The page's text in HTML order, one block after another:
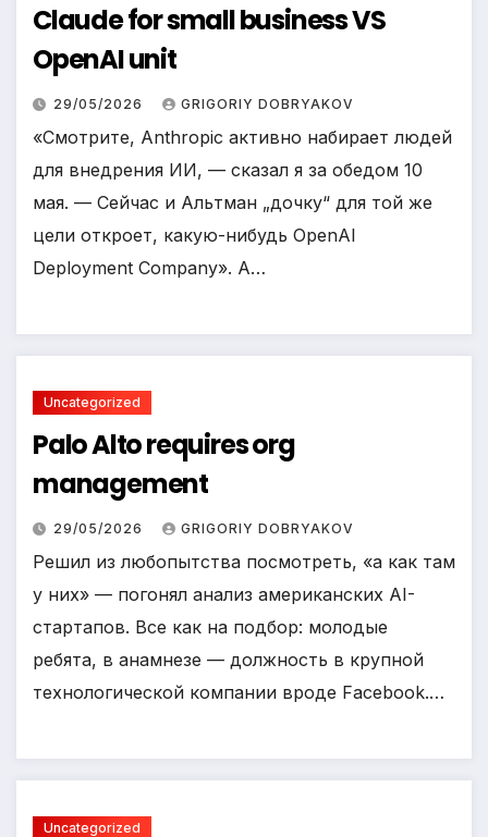
Claude for small business VS
OpenAI unit
29/05/2026 GRIGORIY DOBRYAKOV
«Смотрите, Anthropic активно набирает людей
для внедрения ИИ, — сказал я за обедом 10
мая. — Сейчас и Альтман „дочку“ для той же
цели откроет, какую-нибудь OpenAI
Deployment Company». А…
Uncategorized
Palo Alto requires org
management
29/05/2026 GRIGORIY DOBRYAKOV
Решил из любопытства посмотреть, «а как там
у них» — погонял анализ американских AI-
стартапов. Все как на подбор: молодые
ребята, в анамнезе — должность в крупной
технологической компании вроде Facebook.…
Uncategorized